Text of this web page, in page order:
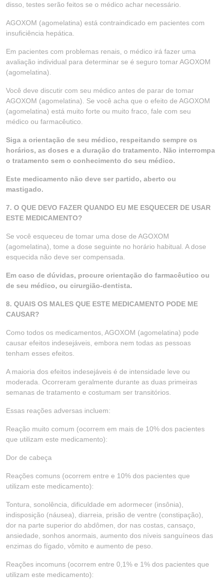
disso, testes serão feitos se o médico achar necessário.
AGOXOM (agomelatina) está contraindicado em pacientes com
insuficiência hepática.
Em pacientes com problemas renais, o médico irá fazer uma
avaliação individual para determinar se é seguro tomar AGOXOM
(agomelatina).
Você deve discutir com seu médico antes de parar de tomar
AGOXOM (agomelatina). Se você acha que o efeito de AGOXOM
(agomelatina) está muito forte ou muito fraco, fale com seu
médico ou farmacêutico.
Siga a orientação de seu médico, respeitando sempre os
horários, as doses e a duração do tratamento. Não interrompa
o tratamento sem o conhecimento do seu médico.
Este medicamento não deve ser partido, aberto ou
mastigado.
7. O QUE DEVO FAZER QUANDO EU ME ESQUECER DE USAR
ESTE MEDICAMENTO?
Se você esqueceu de tomar uma dose de AGOXOM
(agomelatina), tome a dose seguinte no horário habitual. A dose
esquecida não deve ser compensada.
Em caso de dúvidas, procure orientação do farmacêutico ou
de seu médico, ou cirurgião-dentista.
8. QUAIS OS MALES QUE ESTE MEDICAMENTO PODE ME
CAUSAR?
Como todos os medicamentos, AGOXOM (agomelatina) pode
causar efeitos indesejáveis, embora nem todas as pessoas
tenham esses efeitos.
A maioria dos efeitos indesejáveis é de intensidade leve ou
moderada. Ocorreram geralmente durante as duas primeiras
semanas de tratamento e costumam ser transitórios.
Essas reações adversas incluem:
Reação muito comum (ocorrem em mais de 10% dos pacientes
que utilizam este medicamento):
Dor de cabeça
Reações comuns (ocorrem entre e 10% dos pacientes que
utilizam este medicamento):
Tontura, sonolência, dificuldade em adormecer (insônia),
indisposição (náusea), diarreia, prisão de ventre (constipação),
dor na parte superior do abdômen, dor nas costas, cansaço,
ansiedade, sonhos anormais, aumento dos níveis sanguíneos das
enzimas do fígado, vômito e aumento de peso.
Reações incomuns (ocorrem entre 0,1% e 1% dos pacientes que
utilizam este medicamento):